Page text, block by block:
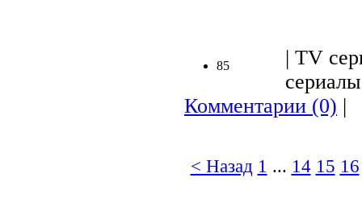
85
| TV
Комментарии (0) |
< Назад 1 ... 14 15 16